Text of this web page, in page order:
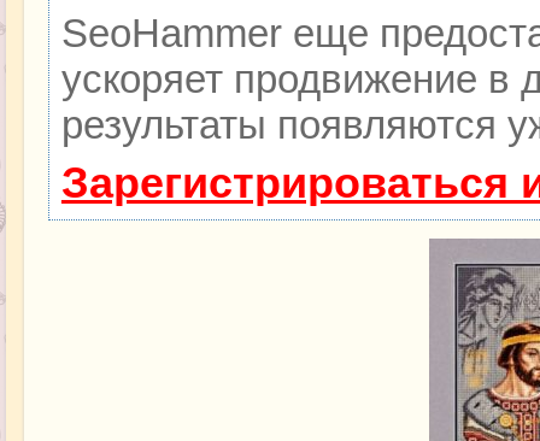
SeoHammer еще
ускоряет продвижение в
результаты появляются